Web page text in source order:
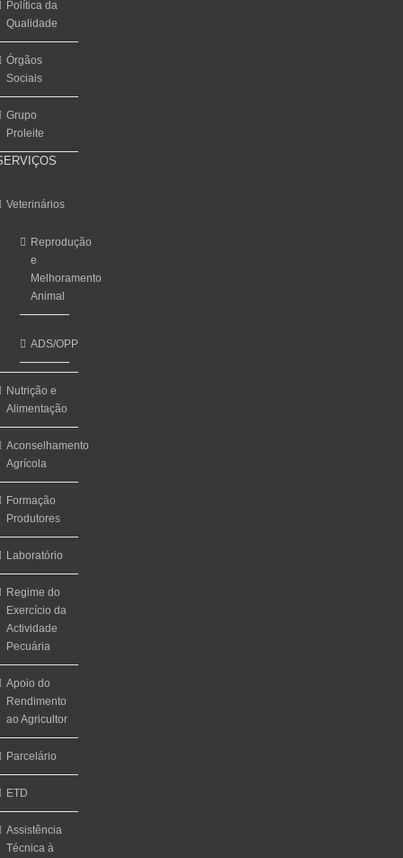
Política da
Qualidade
Órgãos
Sociais
Grupo
Proleite
Veterinários
Reprodução
e
Melhoramento
Animal
ADS/OPP
Nutrição e
Alimentação
Aconselhamento
Agrícola
Formação
Produtores
Laboratório
Regime do
Exercício da
Actividade
Pecuária
Apoio do
Rendimento
ao Agricultor
Parcelário
ETD
Assistência
Técnica à